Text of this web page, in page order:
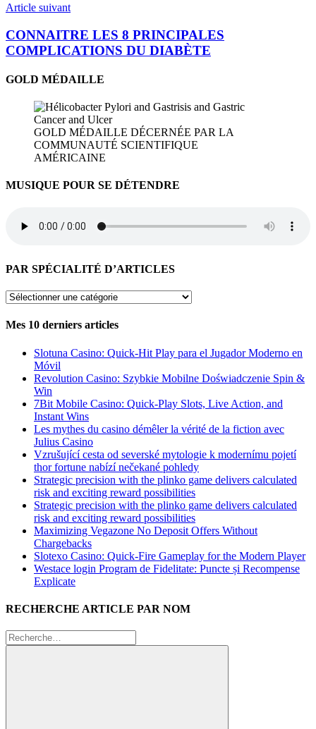
Article suivant
CONNAITRE LES 8 PRINCIPALES
COMPLICATIONS DU DIABÈTE
GOLD MÉDAILLE
GOLD MÉDAILLE DÉCERNÉE PAR LA
COMMUNAUTÉ SCIENTIFIQUE
AMÉRICAINE
MUSIQUE POUR SE DÉTENDRE
PAR SPÉCIALITÉ D’ARTICLES
PAR
D’ARTICLES
Mes 10 derniers articles
Slotuna Casino: Quick‑Hit Play para el Jugador Moderno en
Móvil
Revolution Casino: Szybkie Mobilne Doświadczenie Spin &
Win
7Bit Mobile Casino: Quick‑Play Slots, Live Action, and
Instant Wins
Les mythes du casino démêler la vérité de la fiction avec
Julius Casino
Vzrušující cesta od severské mytologie k modernímu pojetí
thor fortune nabízí nečekané pohledy
Strategic precision with the plinko game delivers calculated
risk and exciting reward possibilities
Strategic precision with the plinko game delivers calculated
risk and exciting reward possibilities
Maximizing Vegazone No Deposit Offers Without
Chargebacks
Slotexo Casino: Quick‑Fire Gameplay for the Modern Player
Westace login Program de Fidelitate: Puncte și Recompense
Explicate
RECHERCHE ARTICLE PAR NOM
Recherche
pour